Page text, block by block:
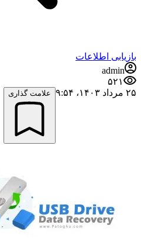
بازیابی اطلاعات
admin
۵۲۱
۲۵ مرداد ۱۴۰۳،‏ ۹:۵۴
علامت گذاری